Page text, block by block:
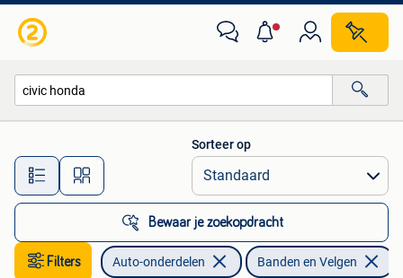
Alle afstanden…
Sorteer op
Bewaar je zoekopdracht
Filters Auto-onderdelen Banden en Velgen